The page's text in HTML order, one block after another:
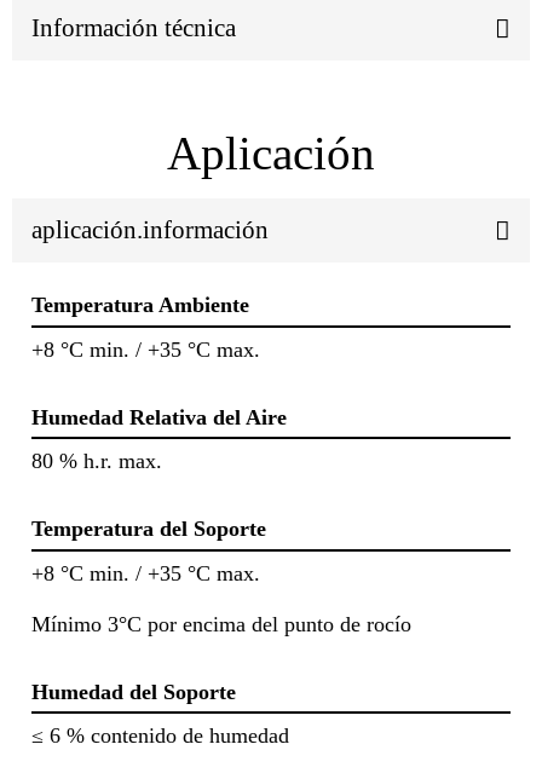
Información técnica
Aplicación
aplicación.información
Temperatura Ambiente
+8 °C min. / +35 °C max.
Humedad Relativa del Aire
80 % h.r. max.
Temperatura del Soporte
+8 °C min. / +35 °C max.
Mínimo 3°C por encima del punto de rocío
Humedad del Soporte
≤ 6 % contenido de humedad